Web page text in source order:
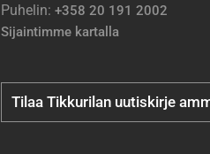
Puhelin: +358 20 191 2002
Sijaintimme kartalla
Tilaa Tikkurilan uutiskirje